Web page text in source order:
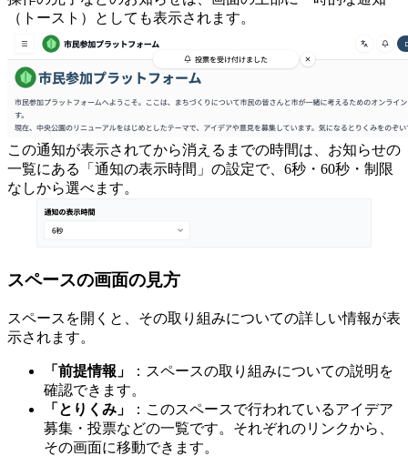
（トースト）としても表示されます。
この通知が表示されてから消えるまでの時間は、お知らせの
一覧にある「通知の表示時間」の設定で、6秒・60秒・制限
なしから選べます。
スペースの画面の見方
スペースを開くと、その取り組みについての詳しい情報が表
示されます。
「前提情報」
：スペースの取り組みについての説明を
確認できます。
「とりくみ」
：このスペースで行われているアイデア
募集・投票などの一覧です。それぞれのリンクから、
その画面に移動できます。